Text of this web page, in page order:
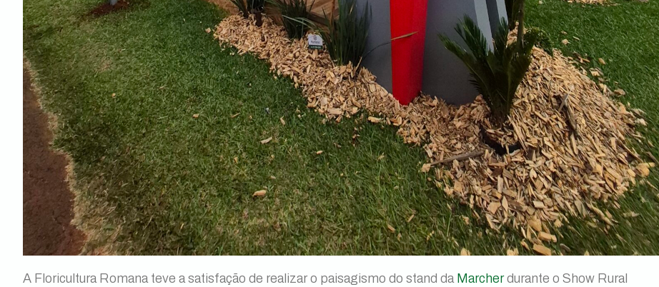
A Floricultura Romana teve a satisfação de realizar o paisagismo do stand da Marcherdurante o Show Rural